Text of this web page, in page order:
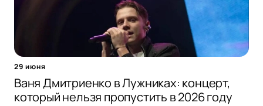
29 июня
Ваня Дмитриенко в Лужниках: концерт,
который нельзя пропустить в 2026 году